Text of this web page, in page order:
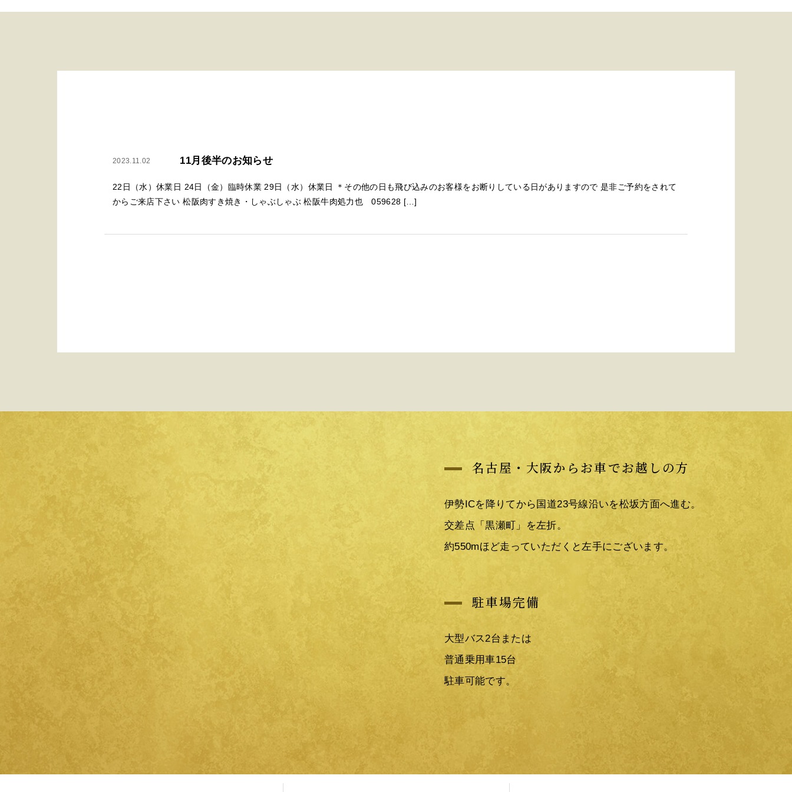
2023.11.02 11月後半のお知らせ
22日（水）休業日 24日（金）臨時休業 29日（水）休業日 ＊その他の日も飛び込みのお客様をお断りしている日がありますので 是非ご予約をされて
からご来店下さい 松阪肉すき焼き・しゃぶしゃぶ 松阪牛肉処力也 059628 […]
名古屋・大阪からお車でお越しの方
伊勢ICを降りてから国道23号線沿いを松坂方面へ進む。
交差点「黒瀬町」を左折。
約550mほど走っていただくと左手にございます。
駐車場完備
大型バス2台または
普通乗用車15台
駐車可能です。